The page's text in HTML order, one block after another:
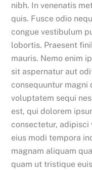
nibh. In venenatis
quis. Fusce odio
congue vestibulum
lobortis. Praesent
mauris. Nemo enim
sit aspernatur aut
consequuntur magni
voluptatem sequi
est, qui dolorem
consectetur, adipisci
eius modi tempora
magnam aliquam
quam ut tristique